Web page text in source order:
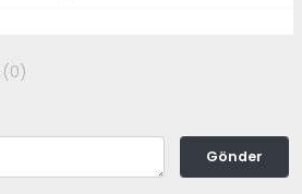
(0)
Gönder